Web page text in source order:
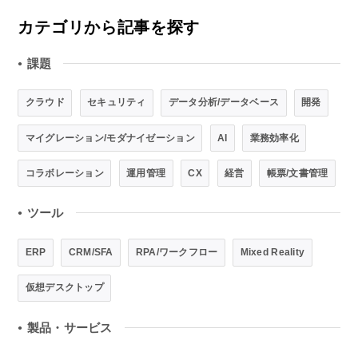
カテゴリから記事を探す
● 課題
クラウド セキュリティ データ分析/データベース 開発
マイグレーション/モダナイゼーション AI 業務効率化
コラボレーション 運用管理 CX 経営 帳票/文書管理
● ツール
ERP CRM/SFA RPA/ワークフロー Mixed Reality
仮想デスクトップ
● 製品・サービス